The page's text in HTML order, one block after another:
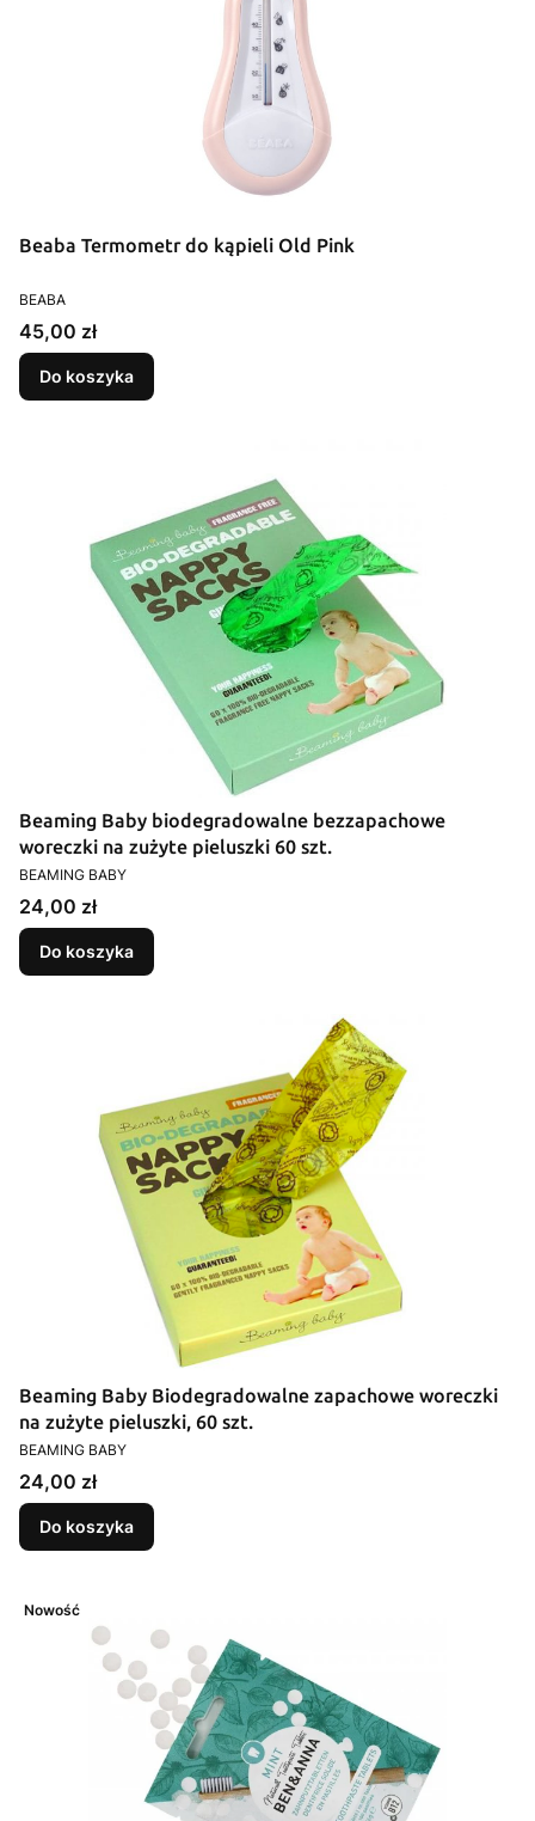
Beaba Termometr do kąpieli Old Pink
PRODUCENT
BEABA
Cena
45,00 zł
Do koszyka
Beaming Baby biodegradowalne bezzapachowe
woreczki na zużyte pieluszki 60 szt.
PRODUCENT
BEAMING BABY
Cena
24,00 zł
Do koszyka
Beaming Baby Biodegradowalne zapachowe woreczki
na zużyte pieluszki, 60 szt.
PRODUCENT
BEAMING BABY
Cena
24,00 zł
Do koszyka
Nowość